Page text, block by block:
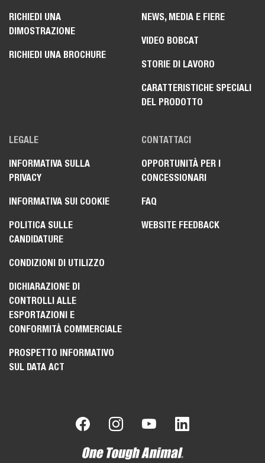
RICHIEDI UNA
DIMOSTRAZIONE
RICHIEDI UNA BROCHURE
NEWS, MEDIA E FIERE
VIDEO BOBCAT
STORIE DI LAVORO
CARATTERISTICHE SPECIALI
DEL PRODOTTO
LEGALE
INFORMATIVA SULLA
PRIVACY
INFORMATIVA SUI COOKIE
POLITICA SULLE
CANDIDATURE
CONDIZIONI DI UTILIZZO
DICHIARAZIONE DI
CONTROLLI ALLE
ESPORTAZIONI E
CONFORMITÀ COMMERCIALE
PROSPETTO INFORMATIVO
SUL DATA ACT
CONTATTACI
OPPORTUNITÀ PER I
CONCESSIONARI
FAQ
WEBSITE FEEDBACK